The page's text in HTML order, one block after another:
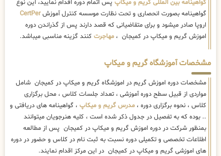
گواهینامه بین المللی گریم و میکاپ پس اتمام دوره اقدام نمایید، این نوع
گواهینامه بصورت انحصاری و تحت نظارت موسسه کنترل آموزشCertPer
اروپا صادر میشود و برای متقاضیانی که قصد دارند پس از گذراندن دوره
اموزش گریم و میکاپ در کمیجان ، مهاجرت کنند گزینه مناسبی میباشد.
مشخصات آموزشگاه گریم و میکاپ
مشخصات دوره اموزش گریم در اموزشگاه گریم و میکاپ در کمیجان شامل
مواردی از قبیل سطح دوره آموزشی ، تعداد جلسات کلاس ، محل برگزاری
کلاس ، نحوه برگزاری دوره ، مدرس گریم و میکاپ ، گواهینامه های دریافتی و
.. بوده که به تفصیل در جدول ذکر شده است ، کلیه هنرجویان میتوانند
بمنظور شرکت در دوره اموزش گریم و میکاپ در کمیجان پس از مطالعه
اطلاعات تخصصی و تکمیلی دوره نسبت به ثبت نام در کلاس و حضور در دوره
های اموزشی گریم و میکاپ در کمیجان در این مرکز اقدام نمایند.